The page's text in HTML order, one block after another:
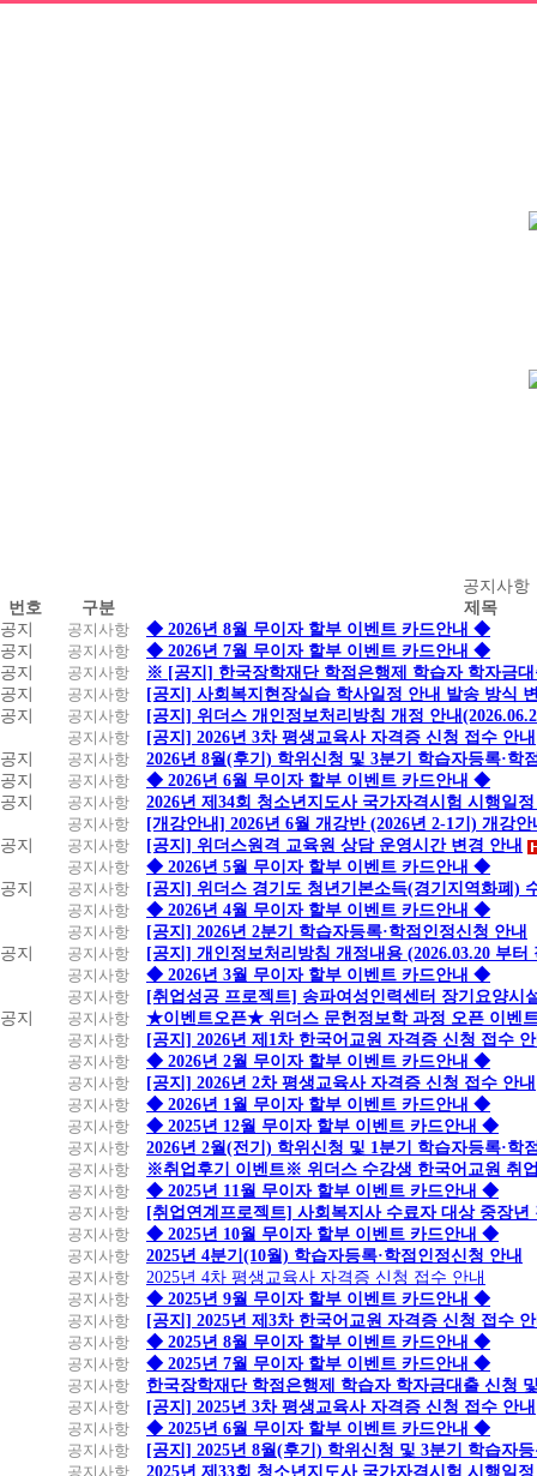
지
사
항
공지사항
번호
구분
제목
공지
공지사항
◆ 2026년 8월 무이자 할부 이벤트 카드안내 ◆
공지
공지사항
◆ 2026년 7월 무이자 할부 이벤트 카드안내 ◆
공지
공지사항
※ [공지] 한국장학재단 학점은행제 학습자 학자금
공지
공지사항
[공지] 사회복지현장실습 학사일정 안내 발송 방식
공지
공지사항
[공지] 위더스 개인정보처리방침 개정 안내
공지사항
[공지] 2026년 3차 평생교육사 자격증 신청 접수 안내
공지
공지사항
2026년 8월(후기) 학위신청 및 3분기 학습자등록·학
공지
공지사항
◆ 2026년 6월 무이자 할부 이벤트 카드안내 ◆
공지
공지사항
2026년 제34회 청소년지도사 국가자격시험 시행일
공지사항
[개강안내] 2026년 6월 개강반 (2026년 2-1기) 개강안
공지
공지사항
[공지] 위더스원격 교육원 상담 운영시간 변경 안내
공지사항
◆ 2026년 5월 무이자 할부 이벤트 카드안내 ◆
공지
공지사항
[공지] 위더스 경기도 청년기본소득(경기지역화폐)
공지사항
◆ 2026년 4월 무이자 할부 이벤트 카드안내 ◆
공지사항
[공지] 2026년 2분기 학습자등록·학점인정신청 안내
공지
공지사항
[공지] 개인정보처리방침 개정내용 (2026.03.20 부터
공지사항
◆ 2026년 3월 무이자 할부 이벤트 카드안내 ◆
공지사항
[취업성공 프로젝트] 송파여성인력센터 장기요양시
공지
공지사항
★이벤트오픈★ 위더스 문헌정보학 과정 오픈 이벤
공지사항
[공지] 2026년 제1차 한국어교원 자격증 신청 접수
공지사항
◆ 2026년 2월 무이자 할부 이벤트 카드안내 ◆
공지사항
[공지] 2026년 2차 평생교육사 자격증 신청 접수 안내
공지사항
◆ 2026년 1월 무이자 할부 이벤트 카드안내 ◆
공지사항
◆ 2025년 12월 무이자 할부 이벤트 카드안내 ◆
공지사항
2026년 2월(전기) 학위신청 및 1분기 학습자등록·학
공지사항
※취업후기 이벤트※ 위더스 수강생 한국어교원 취
공지사항
◆ 2025년 11월 무이자 할부 이벤트 카드안내 ◆
공지사항
[취업연계프로젝트] 사회복지사 수료자 대상 중장
공지사항
◆ 2025년 10월 무이자 할부 이벤트 카드안내 ◆
공지사항
2025년 4분기(10월) 학습자등록·학점인정신청 안내
공지사항
2025년 4차 평생교육사 자격증 신청 접수 안내
공지사항
◆ 2025년 9월 무이자 할부 이벤트 카드안내 ◆
공지사항
[공지] 2025년 제3차 한국어교원 자격증 신청 접수
공지사항
◆ 2025년 8월 무이자 할부 이벤트 카드안내 ◆
공지사항
◆ 2025년 7월 무이자 할부 이벤트 카드안내 ◆
공지사항
한국장학재단 학점은행제 학습자 학자금대출 신청
공지사항
[공지] 2025년 3차 평생교육사 자격증 신청 접수 안내
공지사항
◆ 2025년 6월 무이자 할부 이벤트 카드안내 ◆
공지사항
[공지] 2025년 8월(후기) 학위신청 및 3분기 학습자
공지사항
2025년 제33회 청소년지도사 국가자격시험 시행일